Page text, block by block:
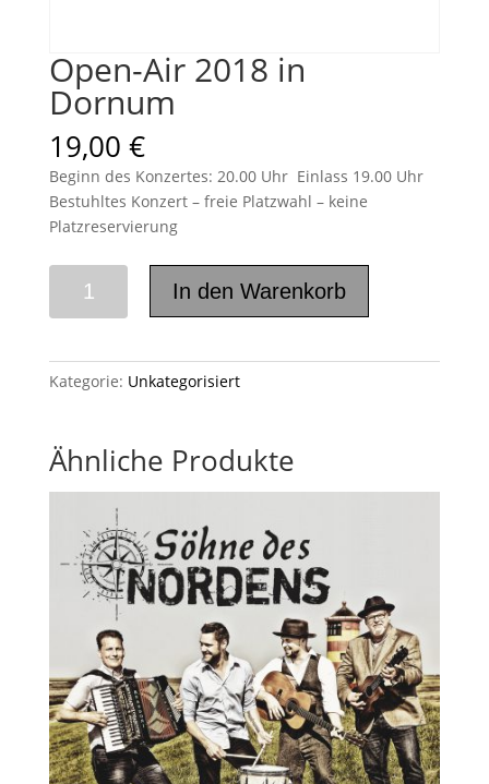
Open-Air 2018 in
Dornum
19,00 €
Beginn des Konzertes: 20.00 Uhr Einlass 19.00 Uhr
Bestuhltes Konzert – freie Platzwahl – keine
Platzreservierung
Dornum
In den Warenkorb
Kategorie: Unkategorisiert
Ähnliche Produkte